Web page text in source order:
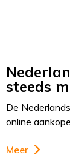
steeds
De
online
Meer